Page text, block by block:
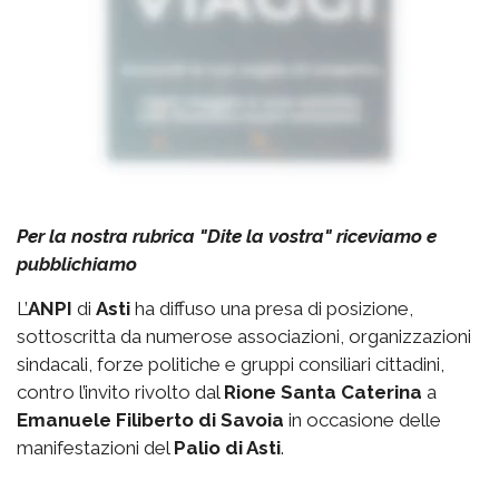
Per la nostra rubrica "Dite la vostra" riceviamo e
pubblichiamo
L’ANPI di Asti ha diffuso una presa di posizione,
sottoscritta da numerose associazioni, organizzazioni
sindacali, forze politiche e gruppi consiliari cittadini,
contro l’invito rivolto dal Rione Santa Caterina a
Emanuele Filiberto di Savoia in occasione delle
manifestazioni del Palio di Asti.